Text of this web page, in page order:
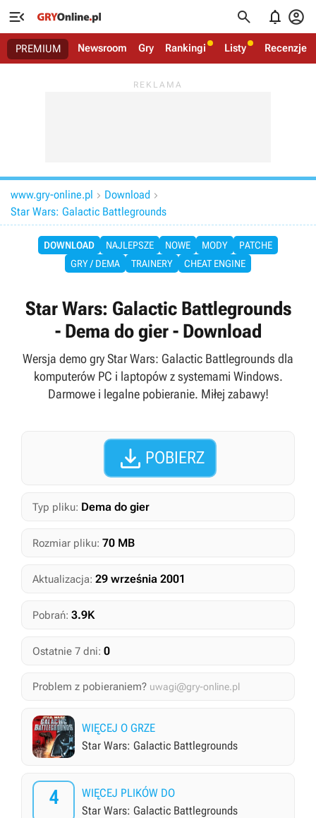
   
PREMIUM Newsroom Gry Rankingi Listy Recenzje
www.gry-online.pl  Download 
Star Wars: Galactic Battlegrounds
DOWNLOAD NAJLEPSZE NOWE MODY
PATCHE
GRY / DEMA
TRAINERY CHEAT ENGINE
Star Wars: Galactic Battlegrounds
- Dema do gier - Download
Wersja demo gry Star Wars: Galactic Battlegrounds dla
komputerów PC i laptopów z systemami Windows.
Darmowe i legalne pobieranie. Miłej zabawy!
 POBIERZ
Typ pliku: Dema do gier
Rozmiar pliku: 70 MB
Aktualizacja: 29 września 2001
Pobrań: 3.9K
Ostatnie 7 dni: 0
Problem z pobieraniem? uwagi@gry-online.pl
WIĘCEJ O GRZE
Star Wars: Galactic Battlegrounds
4
WIĘCEJ PLIKÓW DO
Star Wars: Galactic Battlegrounds